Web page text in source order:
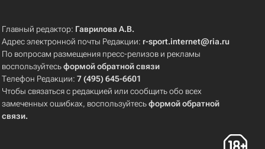
Главный редактор: Гаврилова А.В.
Адрес электронной почты Редакции: r-sport.internet@ria.ru
По вопросам размещения пресс-релизов и рекламы
воспользуйтесьформой обратной связи
Телефон Редакции:7 (495) 645-6601
Чтобы связаться с редакцией или сообщить обо всех
замеченных ошибках, воспользуйтесьформой обратной
связи.